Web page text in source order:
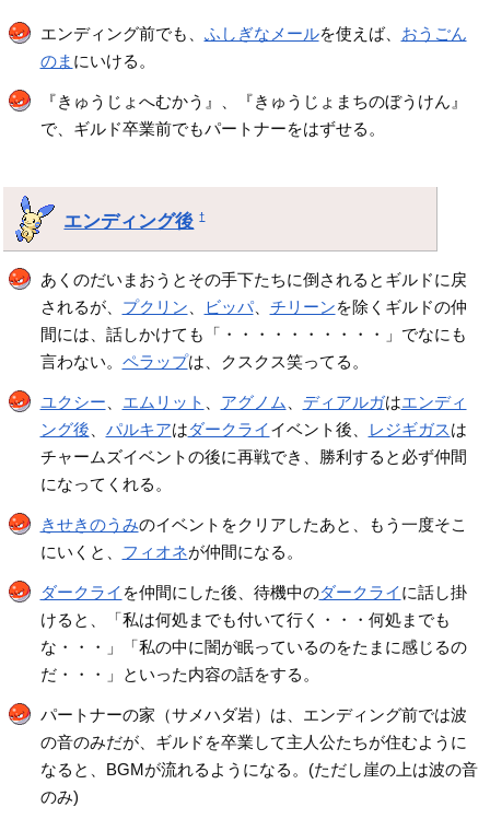
エンディング前でも、 ふしぎなメールを使えば、 おうごん
のま にいける。
『きゅうじょへむかう』、『きゅうじょまちのぼうけん』
で、ギルド卒業前でもパートナーをはずせる。
エンディング後 †
あくのだいまおうとその手下たちに倒されるとギルドに戻
されるが、 プクリン ビッパ、 チリーンを除くギルドの仲
間には、話しかけても「・・・・・・・・・・」でなにも
言わない。 ペラップは、クスクス笑ってる。
ユクシー エムリット アグノム ディアルガはエンディ
ング後
パルキアはダークライイベント後、 レジギガスは
チャームズイベントの後に再戦でき、勝利すると必ず仲間
になってくれる。
きせきのうみのイベントをクリアしたあと、もう一度そこ
にいくと、 フィオネが仲間になる。
ダークライ を仲間にした後、待機中のダークライに話し掛
けると、「私は何処までも付いて行く・・・何処までも
な・・・」「私の中に闇が眠っているのをたまに感じるの
だ・・・」といった内容の話をする。
パートナーの家（サメハダ岩）は、エンディング前では波
の音のみだが、ギルドを卒業して主人公たちが住むように
なると、BGMが流れるようになる。(ただし崖の上は波の音
のみ)